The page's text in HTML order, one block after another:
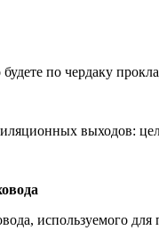
по чердаку
выходов:
используемого